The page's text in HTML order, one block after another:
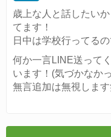
歳上な人と話したい
てます！
日中は学校行ってる
何か一言LINE送って
います！(気づかなか
無言追加は無視しま